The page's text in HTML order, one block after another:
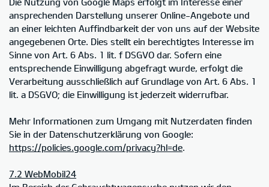
ansprechenden Darstellung unserer Online-Angebote und
an einer leichten Auffindbarkeit der von uns auf der Website
angegebenen Orte. Dies stellt ein berechtigtes Interesse im
Sinne von Art. 6 Abs. 1 lit. f DSGVO dar. Sofern eine
entsprechende Einwilligung abgefragt wurde, erfolgt die
Verarbeitung ausschließlich auf Grundlage von Art. 6 Abs. 1
lit. a DSGVO; die Einwilligung ist jederzeit widerrufbar.
Mehr Informationen zum Umgang mit Nutzerdaten finden
Sie in der Datenschutzerklärung von Google:
https://policies.google.com/privacy?hl=de.
7.2 WebMobil24